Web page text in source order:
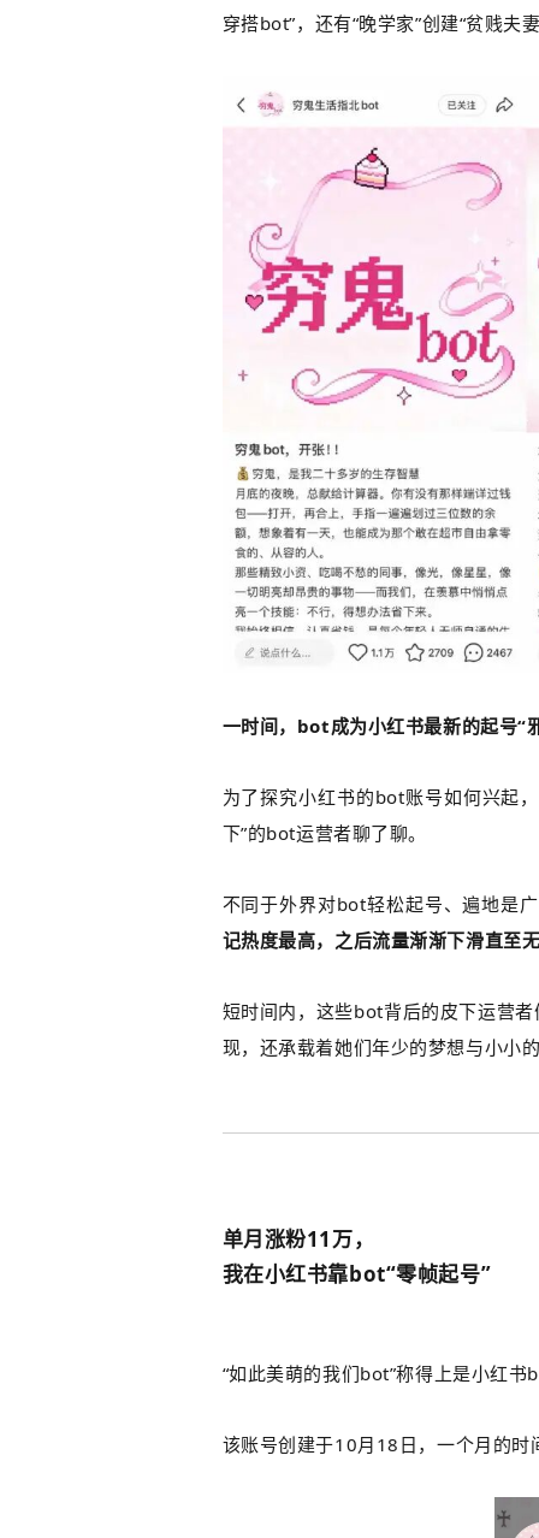
穿搭bot”，还有“晚学家”创建“贫贱
一时间，bot成为小红书最新的起号“
为了探究小红书的bot账号如何兴起
下”的bot运营者聊了聊。
不同于外界对bot轻松起号、遍地是
记热度最高，之后流量渐渐下滑直至
短时间内，这些bot背后的皮下运营
现，还承载着她们年少的梦想与小小
单月涨粉11万，
我在小红书靠bot“零帧起号”
“如此美萌的我们bot”称得上是小红
该账号创建于10月18日，一个月的时